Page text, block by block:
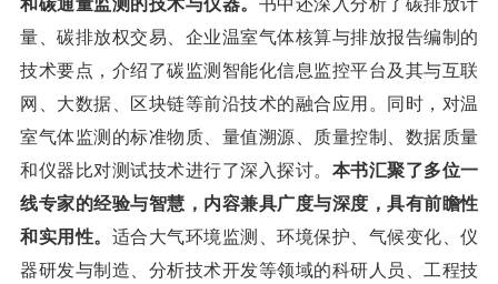
和碳通量监测的技术与仪器。 书中还深入分析了碳排放计
量、碳排放权交易、企业温室气体核算与排放报告编制的
技术要点，介绍了碳监测智能化信息监控平台及其与互联
网、大数据、区块链等前沿技术的融合应用。同时，对温
室气体监测的标准物质、量值溯源、质量控制、数据质量
和仪器比对测试技术进行了深入探讨。 本书汇聚了多位一
线专家的经验与智慧，内容兼具广度与深度，具有前瞻性
和实用性。 适合大气环境监测、环境保护、气候变化、仪
器研发与制造、分析技术开发等领域的科研人员、工程技